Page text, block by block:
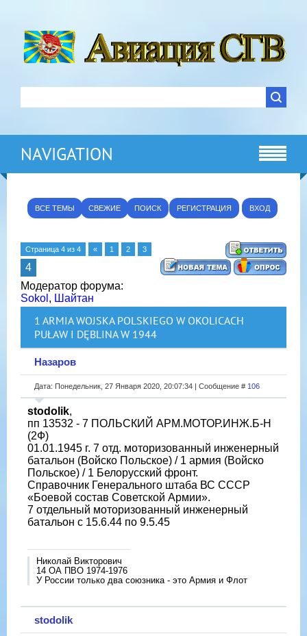
NAVIGATION
ВСЕ ТЕМЫ СВЕЖИЕ ПОИСК РЕГИСТРАЦИЯ ВХОД
Страница 4 из 4 « 1 2 3
4
Модератор форума:
Sokol , Шайтан
1 ARMIA WOJSKA POLSKIEGO W OKOLICACH
PUŁAW I DĘBLINA W 1944
Назаров
Дата: Понедельник, 27 Января 2020, 20:07:34 | Сообщение # 106
stodolik,
пп 13532 - 7 ПОЛЬСКИЙ АРМ.МОТОР.ИНЖ.Б-Н
(2Ф)
01.01.1945 г. 7 отд. моторизованный инженерный
батальон (Войско Польское) / 1 армия (Войско
Польское) / 1 Белорусский фронт.
Справочник Генерального штаба ВС СССР
«Боевой состав Советской Армии».
7 отдельный моторизованный инженерный
батальон с 15.6.44 по 9.5.45
Николай Викторович
14 ОА ПВО 1974-1976
У России только два союзника - это Армия и Флот
stodolik